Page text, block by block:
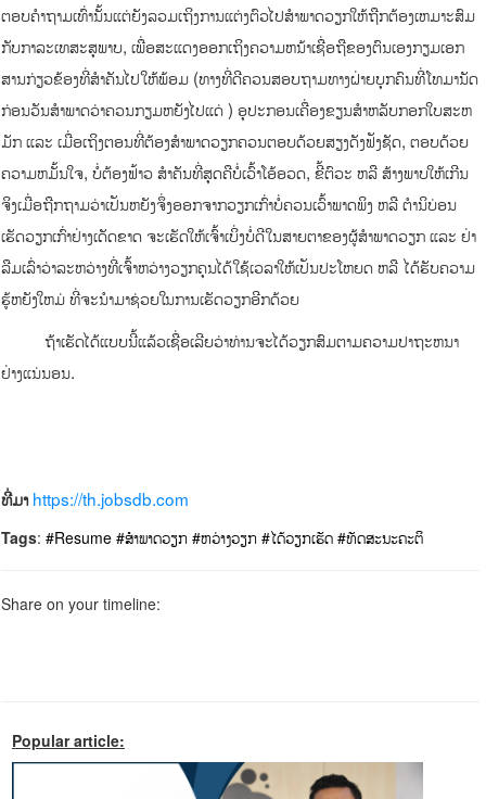
ຕອບຄໍາຖາມເທົ່ານັ້ນແຕ່ຍັງລວມເຖິງການແຕ່ງຕົວໄປສໍາພາດວຽກໃຫ້ຖືກຕ້ອງເຫມາະສົມ
ກັບກາລະເທສະສຸພາບ, ເພື່ອສະແດງອອກເຖິງຄວາມຫນ້າເຊື່ອຖືຂອງຕົນເອງກຽມເອກ
ສານກ່ຽວຂ້ອງທີ່ສໍາຄັນໄປໃຫ້ພ້ອມ (ທາງທີ່ດີຄວນສອບຖາມທາງຝ່າຍບຸກຄົນທີ່ໂທມານັດ
ກ່ອນວັນສໍາພາດວ່າຄວນກຽມຫຍັງໄປແດ່ ) ອຸປະກອນເຄື່ອງຂຽນສໍາຫລັບກອກໃບສະຫ
ມັກ ແລະ ເມື່ອເຖິງຕອນທີ່ຕ້ອງສໍາພາດວຽກຄວນຕອບດ້ວຍສຽງດັງຟັງຊັດ, ຕອບດ້ວຍ
ຄວາມຫມັ້ນໃຈ, ບໍ່ຕ້ອງຟ້າວ ສໍາຄັນທີ່ສຸດຄືບໍ່ເວົ້າໂອ້ອວດ, ຂີ້ຕົວະ ຫລື ສ້າງພາບໃຫ້ເກີນ
ຈິງເມື່ອຖືກຖາມວ່າເປັນຫຍັງຈຶ່ງອອກຈາກວຽກເກົ່າບໍ່ຄວນເວົ້າພາດພິງ ຫລື ຕໍານິບ່ອນ
ເຮັດວຽກເກົ່າຢ່າງເດັດຂາດ ຈະເຮັດໃຫ້ເຈົ້າເບິ່ງບໍ່ດີໃນສາຍຕາຂອງຜູ້ສໍາພາດວຽກ ແລະ ຢ່າ
ລືມເລົ່າວ່າລະຫວ່າງທີ່ເຈົ້າຫວ່າງວຽກຄຸນໄດ້ໃຊ້ເວລາໃຫ້ເປັນປະໂຫຍດ ຫລື ໄດ້ຮັບຄວາມ
ຮູ້ຫຍັງໃຫມ່ ທີ່ຈະນໍາມາຊ່ວຍໃນການເຮັດວຽກອີກດ້ວຍ
ຖ້າເຮັດໄດ້ແບບນີ້ແລ້ວເຊື່ອເລີຍວ່າທ່ານຈະໄດ້ວຽກສົມຕາມຄວາມປາຖະຫນາ
ຢ່າງແນ່ນອນ.
ທີ່ມາ https://th.jobsdb.com
Tags: #Resume #ສໍາພາດວຽກ #ຫວ່າງວຽກ #ໄດ້ວຽກເຮັດ #ທັດສະນະຄະຕິ
Share on your timeline:
Popular article: